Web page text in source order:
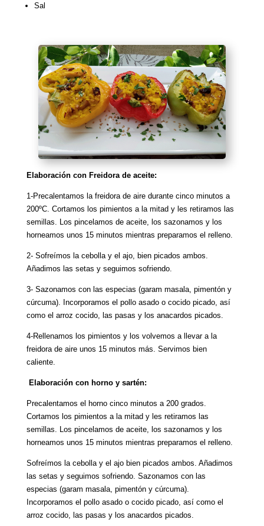
Sal
Elaboración con Freidora de aceite:
1-Precalentamos la freidora de aire durante cinco minutos a
200ºC. Cortamos los pimientos a la mitad y les retiramos las
semillas. Los pincelamos de aceite, los sazonamos y los
horneamos unos 15 minutos mientras preparamos el relleno.
2- Sofreímos la cebolla y el ajo, bien picados ambos.
Añadimos las setas y seguimos sofriendo.
3- Sazonamos con las especias (garam masala, pimentón y
cúrcuma). Incorporamos el pollo asado o cocido picado, así
como el arroz cocido, las pasas y los anacardos picados.
4-Rellenamos los pimientos y los volvemos a llevar a la
freidora de aire unos 15 minutos más. Servimos bien
caliente.
Elaboración con horno y sartén:
Precalentamos el horno cinco minutos a 200 grados.
Cortamos los pimientos a la mitad y les retiramos las
semillas. Los pincelamos de aceite, los sazonamos y los
horneamos unos 15 minutos mientras preparamos el relleno.
Sofreímos la cebolla y el ajo bien picados ambos. Añadimos
las setas y seguimos sofriendo. Sazonamos con las
especias (garam masala, pimentón y cúrcuma).
Incorporamos el pollo asado o cocido picado, así como el
arroz cocido, las pasas y los anacardos picados.